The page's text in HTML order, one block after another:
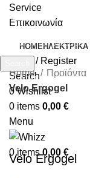
Service
Επικοινωνία
HOME
Login / Register
Search
0Wishlist
0 items 0,00 €
Menu
0items 0,00 €
Home Προϊόντα
Velo Ergogel
Click to enlarge
Velo Ergogel
Start typing to see